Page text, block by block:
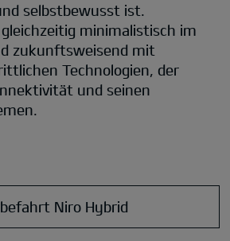
selbstbewusst ist.
minimalistisch im
zukunftsweisend mit
Technologien, der
und seinen
Niro Hybrid